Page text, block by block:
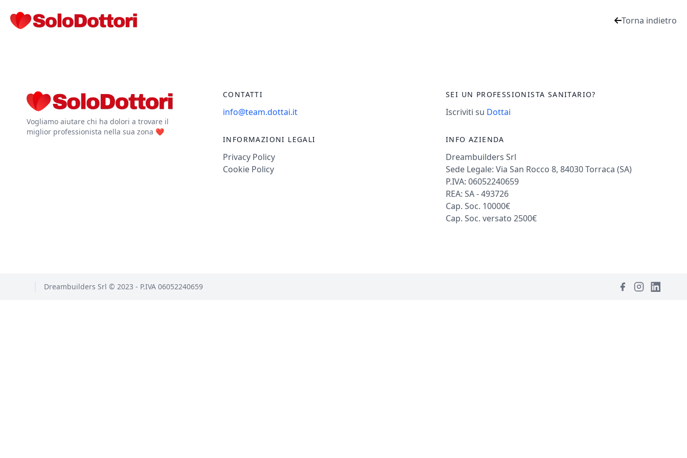
Torna indietro
Vogliamo aiutare chi ha dolori a trovare il
miglior professionista nella sua zona ❤️
CONTATTI
info@team.dottai.it
INFORMAZIONI LEGALI
Privacy Policy
Cookie Policy
SEI UN PROFESSIONISTA SANITARIO?
Iscriviti su Dottai
INFO AZIENDA
Dreambuilders Srl
Sede Legale: Via San Rocco 8, 84030 Torraca (SA)
P.IVA: 06052240659
REA: SA - 493726
Cap. Soc. 10000€
Cap. Soc. versato 2500€
Dreambuilders Srl © 2023 - P.IVA 06052240659